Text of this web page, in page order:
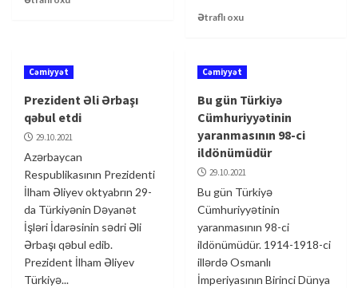
Ətraflı oxu
Cəmiyyət
Prezident Əli Ərbaşı
qəbul etdi
29.10.2021
Azərbaycan
Respublikasının Prezidenti
İlham Əliyev oktyabrın 29-
da Türkiyənin Dəyanət
İşləri İdarəsinin sədri Əli
Ərbaşı qəbul edib.
Prezident İlham Əliyev
Türkiyə...
Cəmiyyət
Bu gün Türkiyə
Cümhuriyyətinin
yaranmasının 98-ci
ildönümüdür
29.10.2021
Bu gün Türkiyə
Cümhuriyyətinin
yaranmasının 98-ci
ildönümüdür. 1914-1918-ci
illərdə Osmanlı
İmperiyasının Birinci Dünya